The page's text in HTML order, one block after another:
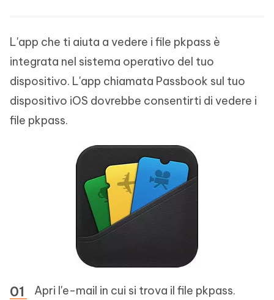
L'app che ti aiuta a vedere i file pkpass è
integrata nel sistema operativo del tuo
dispositivo. L'app chiamata Passbook sul tuo
dispositivo iOS dovrebbe consentirti di vedere i
file pkpass.
Apri l'e-mail in cui si trova il file pkpass.